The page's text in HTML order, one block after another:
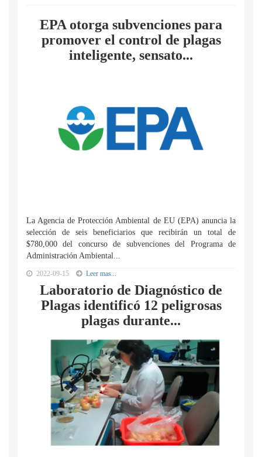
EPA otorga subvenciones para
promover el control de plagas
inteligente, sensato...
La Agencia de Protección Ambiental de EU (EPA) anuncia la
selección de seis beneficiarios que recibirán un total de
$780,000 del concurso de subvenciones del Programa de
Administración Ambiental...
2022-09-15 Leer mas...
Laboratorio de Diagnóstico de
Plagas identificó 12 peligrosas
plagas durante...